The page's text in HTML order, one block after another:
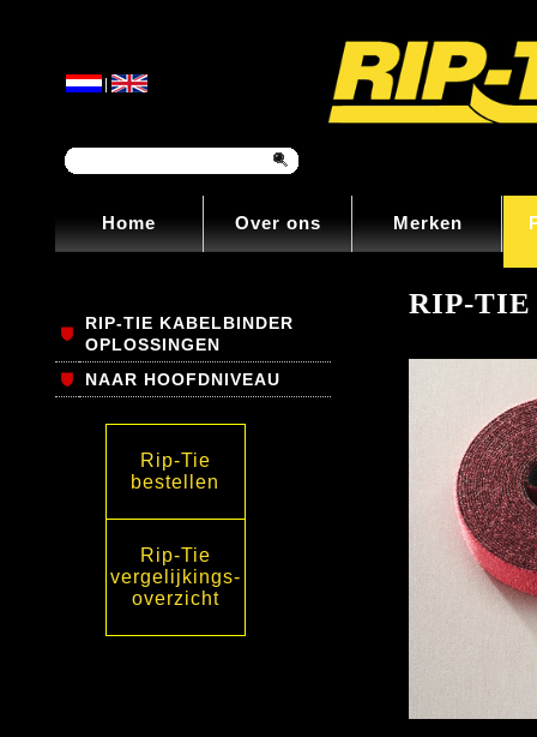
Home Over ons Merken
RIP-TIE KABELBINDER
OPLOSSINGEN
NAAR HOOFDNIVEAU
Rip-Tie
bestellen
Rip-Tie
vergelijkings-
overzicht
RIP-TIE